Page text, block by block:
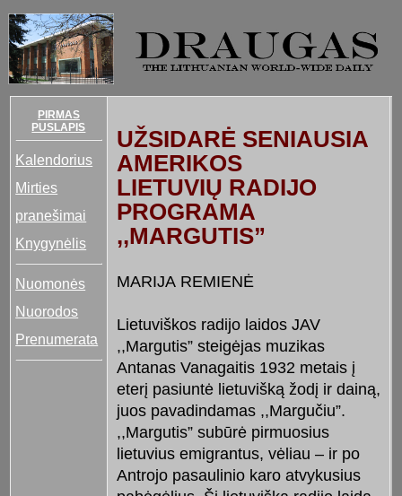
PIRMAS
PUSLAPIS
Kalendorius
Mirties
pranešimai
Knygynėlis
Nuomonės
Nuorodos
Prenumerata
UŽSIDARĖ SENIAUSIA
AMERIKOS
LIETUVIŲ RADIJO
PROGRAMA
,,MARGUTIS”
MARIJA REMIENĖ
Lietuviškos radijo laidos JAV
,,Margutis” steigėjas muzikas
Antanas Vanagaitis 1932 metais į
eterį pasiuntė lietuvišką žodį ir dainą,
juos pavadindamas ,,Margučiu”.
,,Margutis” subūrė pirmuosius
lietuvius emigrantus, vėliau – ir po
Antrojo pasaulinio karo atvykusius